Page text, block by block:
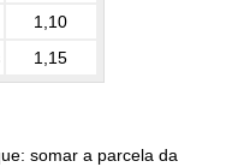
1,10
1,15
somar a parcela da